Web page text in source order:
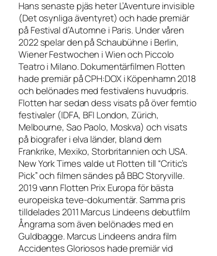
Hans senaste pjäs heter L’Aventure invisible
(Det osynliga äventyret) och hade premiär
på Festival d’Automne i Paris. Under våren
2022 spelar den på Schaubühne i Berlin,
Wiener Festwochen i Wien och Piccolo
Teatro i Milano. Dokumentärfilmen Flotten
hade premiär på CPH:DOX i Köpenhamn 2018
och belönades med festivalens huvudpris.
Flotten har sedan dess visats på över femtio
festivaler (IDFA, BFI London, Zürich,
Melbourne, Sao Paolo, Moskva) och visats
på biografer i elva länder, bland dem
Frankrike, Mexiko, Storbritannien och USA.
New York Times valde ut Flotten till “Critic’s
Pick” och filmen sändes på BBC Storyville.
2019 vann Flotten Prix Europa för bästa
europeiska teve-dokumentär. Samma pris
tilldelades 2011 Marcus Lindeens debutfilm
Ångrarna som även belönades med en
Guldbagge. Marcus Lindeens andra film
Accidentes Gloriosos hade premiär vid